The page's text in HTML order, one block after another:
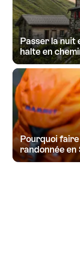
Passer la nuit
halte en
Pourquoi
randonnée en